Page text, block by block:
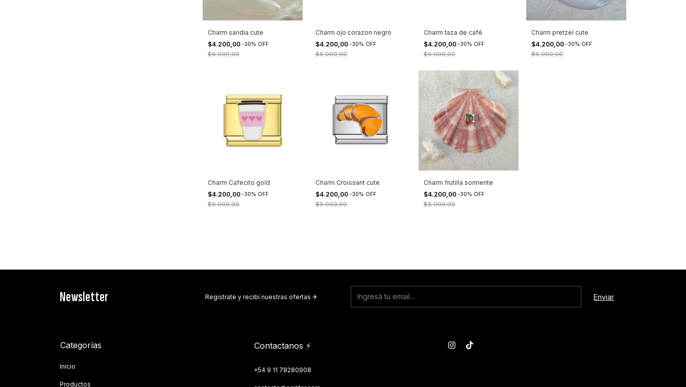
Charm sandia cute
$4.200,00 -30% OFF
$6.000,00
Charm ojo corazon negro
$4.200,00-30% OFF
$6.000,00
Charm taza de café
$4.200,00 -30% OFF
$6.000,00
Charm pretzel cute
$4.200,00 -30% OFF
$6.000,00
Charm Cafecito gold
$4.200,00 -30% OFF
$6.000,00
Charm Croissant cute
$4.200,00-30% OFF
$6.000,00
Charm frutilla sonriente
$4.200,00 -30% OFF
$6.000,00
Newsletter Registrate y recibí nuestras ofertas ✈︎
Categorías
Inicio
Productos
Contactanos ⚡
+54 9 11 78280908